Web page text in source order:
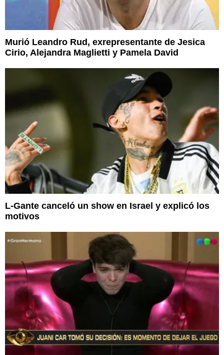
Murió Leandro Rud, exrepresentante de Jesica
Cirio, Alejandra Maglietti y Pamela David
L-Gante canceló un show en Israel y explicó los
motivos